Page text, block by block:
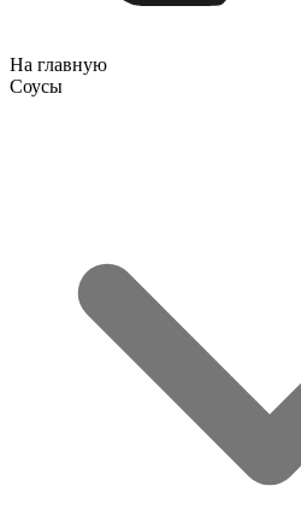
На главную
Соусы